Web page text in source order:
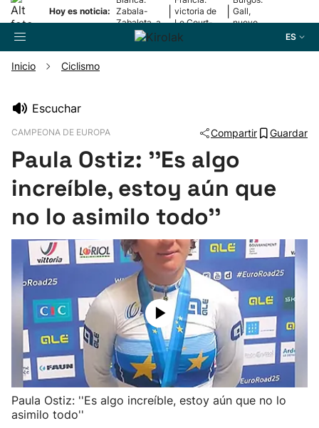
Hoy es noticia: Zabala-
Zabaleta, a
la final
victoria de
Le Court-
Pienaar
Gall,
nuevo
ES
Pelota
Remo
Baloncesto
Ciclismo
Herri-kirolak
Balonmano
Kirolak 360
Inicio Ciclismo
Escuchar
CAMPEONA DE EUROPA Compartir Guardar
Paula Ostiz: ''Es algo
increíble, estoy aún que
no lo asimilo todo''
Paula Ostiz: ''Es algo increíble, estoy aún que no lo
asimilo todo''